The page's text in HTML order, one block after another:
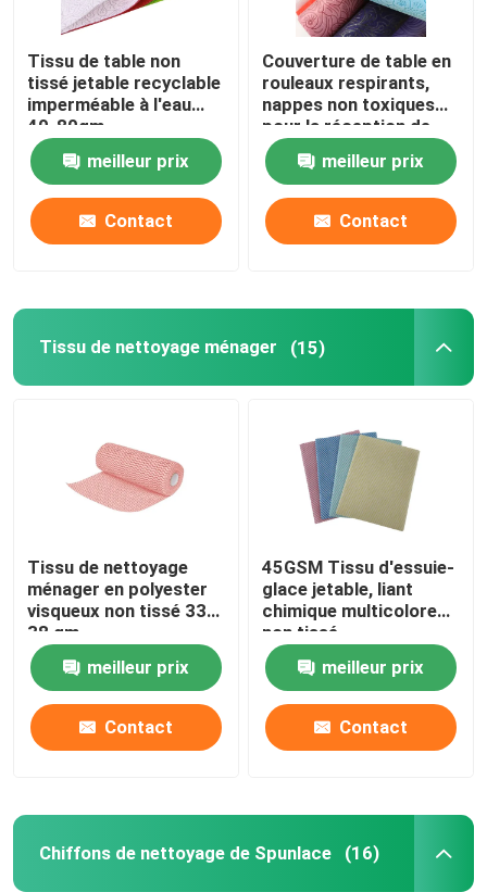
Tissu de table non
tissé jetable recyclable
imperméable à l'eau
40-80gm
meilleur prix
Contact
Couverture de table en
rouleaux respirants,
nappes non toxiques
pour la réception de
mariage
meilleur prix
Contact
Tissu de nettoyage ménager (15)
Tissu de nettoyage
ménager en polyester
visqueux non tissé 33-
38 gm
meilleur prix
Contact
45GSM Tissu d'essuie-
glace jetable, liant
chimique multicolore
non tissé
meilleur prix
Contact
Chiffons de nettoyage de Spunlace (16)